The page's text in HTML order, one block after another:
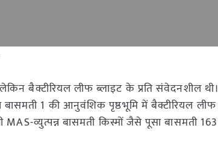
बैक्टीरियल लीफ ब्लाइट के प्रति संवेदनशील
बासमती 1 की आनुवंशिक पृष्ठभूमि में बैक्टीरियल
MAS-व्युत्पन्न बासमती किस्मों जैसे पूसा बासमती